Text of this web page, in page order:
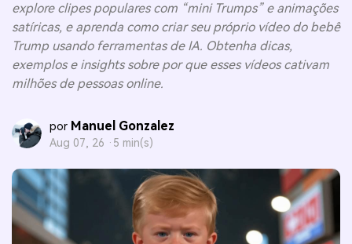
explore clipes populares com “mini Trumps” e animações
satíricas, e aprenda como criar seu próprio vídeo do bebê
Trump usando ferramentas de IA. Obtenha dicas,
exemplos e insights sobre por que esses vídeos cativam
milhões de pessoas online.
por Manuel Gonzalez
Aug 07, 26 · 5 min(s)